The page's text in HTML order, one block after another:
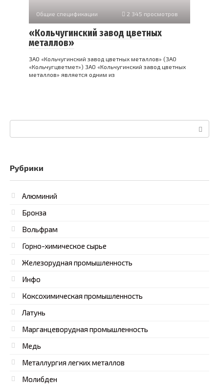
Общие спецификации 2 345 просмотров
«Кольчугинский завод цветных
металлов»
ЗАО «Кольчугинский завод цветных металлов» (ЗАО
«Кольчугцветмет») ЗАО «Кольчугинский завод цветных
металлов» является одним из
Поиск:
Рубрики
Алюминий
Бронза
Вольфрам
Горно-химическое сырье
Железорудная промышленность
Инфо
Коксохимическая промышленность
Латунь
Марганцеворудная промышленность
Медь
Металлургия легких металлов
Молибден